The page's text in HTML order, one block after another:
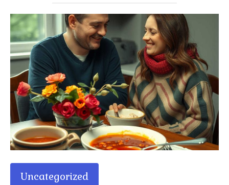
Uncategorized